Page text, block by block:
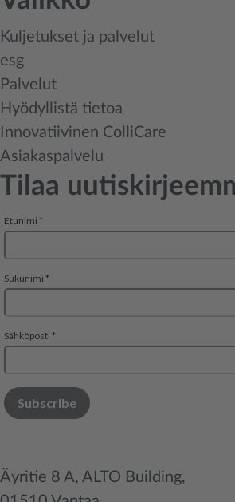
Kuljetukset ja palvelut
esg
Palvelut
Hyödyllistä tietoa
Innovatiivinen ColliCare
Asiakaspalvelu
Tilaa
Äyritie 8 A, ALTO Building,